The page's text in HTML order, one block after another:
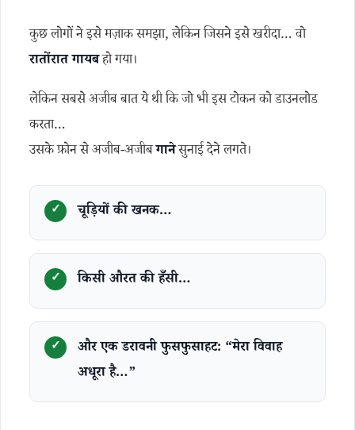
कुछ लोगों ने इसे मज़ाक समझा, लेकिन जिसने इसे खरीदा… वो
रातोंरात गायबहो गया।
लेकिन सबसे अजीब बात ये थी कि जो भी इस टोकन को डाउनलोड
करता…
उसके फ़ोन से अजीब-अजीबगानेसुनाई देने लगते।
चूड़ियों की खनक…
किसी औरत की हँसी…
और एक डरावनी फुसफुसाहट: “मेरा विवाह
अधूरा है…”